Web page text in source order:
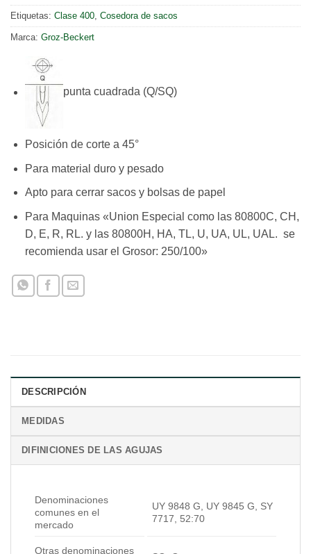
Etiquetas: Clase 400 Cosedora de sacos
Marca: Groz-Beckert
punta cuadrada (Q/SQ)
Posición de corte a 45°
Para material duro y pesado
Apto para cerrar sacos y bolsas de papel
Para Maquinas «Union Especial como las 80800C, CH,
D, E, R, RL. y las 80800H, HA, TL, U, UA, UL, UAL. se
recomienda usar el Grosor: 250/100»
DESCRIPCIÓN
MEDIDAS
DIFINICIONES DE LAS AGUJAS
Denominaciones
comunes en el
mercado
UY 9848 G, UY 9845 G, SY
7717, 52:70
Otras denominaciones